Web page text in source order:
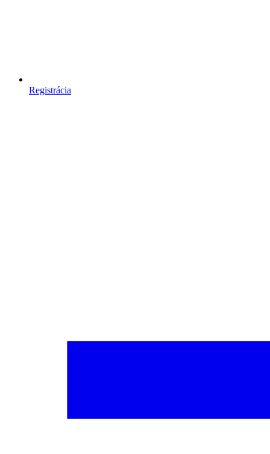
Registrácia